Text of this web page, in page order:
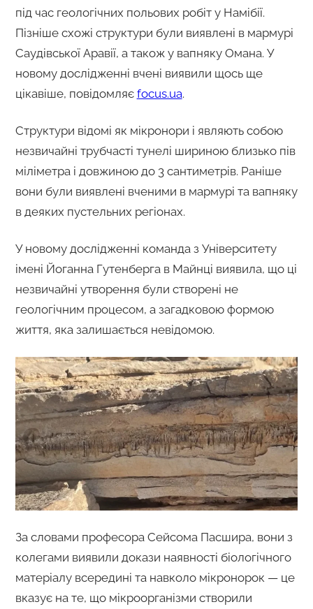
під час геологічних польових робіт у Намібії.
Пізніше схожі структури були виявлені в мармурі
Саудівської Аравії, а також у вапняку Омана. У
новому дослідженні вчені виявили щось ще
цікавіше, повідомляє focus.ua.
Структури відомі як мікронори і являють собою
незвичайні трубчасті тунелі шириною близько пів
міліметра і довжиною до 3 сантиметрів. Раніше
вони були виявлені вченими в мармурі та вапняку
в деяких пустельних регіонах.
У новому дослідженні команда з Університету
імені Йоганна Гутенберга в Майнці виявила, що ці
незвичайні утворення були створені не
геологічним процесом, а загадковою формою
життя, яка залишається невідомою.
За словами професора Сейсома Пасшира, вони з
колегами виявили докази наявності біологічного
матеріалу всередині та навколо мікронорок — це
вказує на те, що мікроорганізми створили